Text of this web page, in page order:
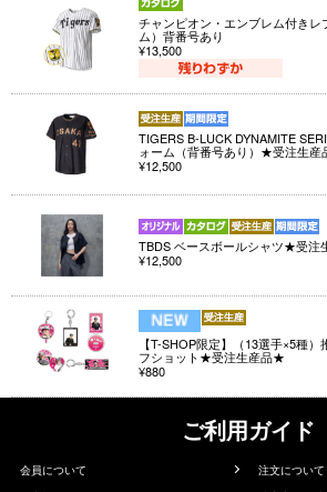
チャンピオン・エンブレム付きレ
ム）背番号あり
¥13,500
TIGERS B-LUCK DYNAMITE
ォーム（背番号あり）★受注生
¥12,500
TBDS ベースボールシャツ★受注
¥12,500
【T-SHOP限定】（13選手×5種
フショット★受注生産品★
¥880
ご利用ガイド
会員について
注文について